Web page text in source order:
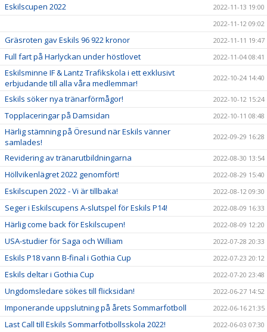
Eskilscupen 2022
2022-11-13 19:00
2022-11-12 09:02
Gräsroten gav Eskils 96 922 kronor 2022-11-11 19:47
Full fart på Harlyckan under höstlovet 2022-11-04 08:41
Eskilsminne IF & Lantz Trafikskola i ett exklusivt
erbjudande till alla våra medlemmar!
2022-10-24 14:40
Eskils söker nya tränarförmågor! 2022-10-12 15:24
Topplaceringar på Damsidan 2022-10-11 08:48
Härlig stämning på Öresund när Eskils vänner
samlades!
2022-09-29 16:28
Revidering av tränarutbildningarna 2022-08-30 13:54
Höllvikenlägret 2022 genomfört! 2022-08-29 15:40
Eskilscupen 2022 - Vi är tillbaka! 2022-08-12 09:30
Seger i Eskilscupens A-slutspel för Eskils P14! 2022-08-09 16:33
Härlig come back för Eskilscupen! 2022-08-09 12:20
USA-studier för Saga och William 2022-07-28 20:33
Eskils P18 vann B-final i Gothia Cup 2022-07-23 20:12
Eskils deltar i Gothia Cup 2022-07-20 23:48
Ungdomsledare sökes till flicksidan! 2022-06-27 14:52
Imponerande uppslutning på årets Sommarfotboll 2022-06-16 21:35
Last Call till Eskils Sommarfotbollsskola 2022! 2022-06-03 07:30